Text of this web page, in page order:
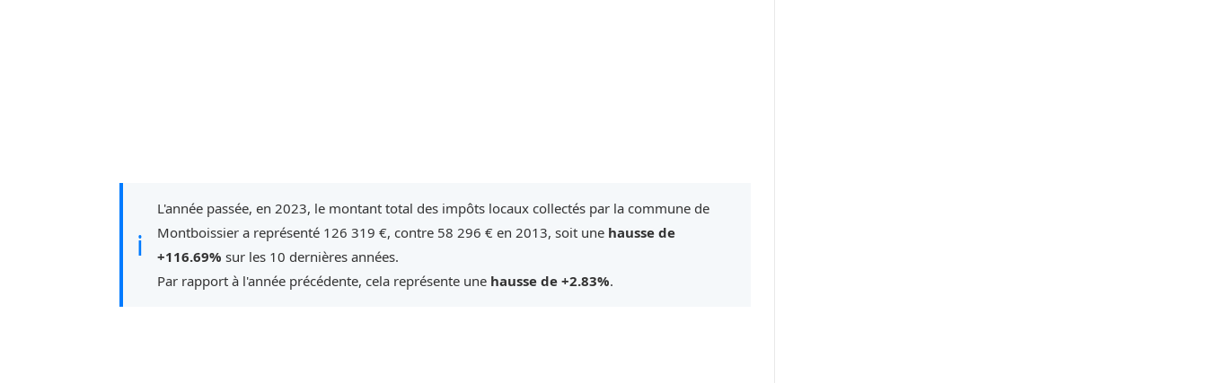
ℹ
L'année passée, en 2023, le montant total des impôts locaux collectés par la commune de
Montboissier a représenté 126 319 €, contre 58 296 € en 2013, soit une hausse de
+116.69% sur les 10 dernières années.
Par rapport à l'année précédente, cela représente une hausse de +2.83%.